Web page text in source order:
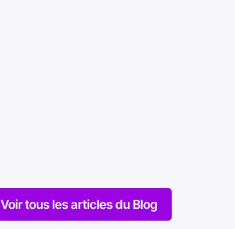
Voir tous les articles du Blog